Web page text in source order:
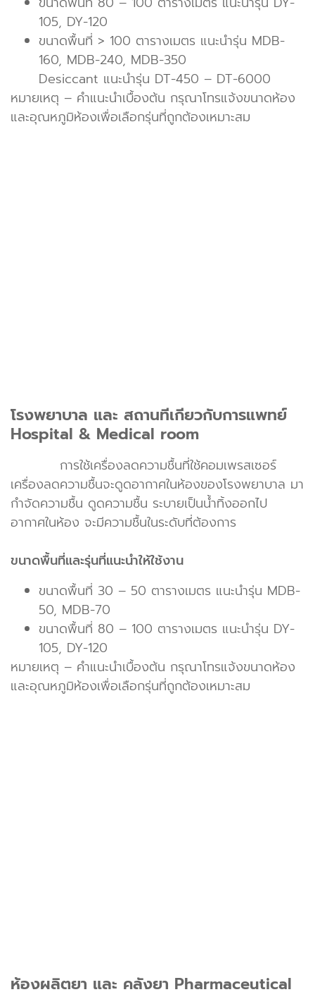
105, DY-120
ขนาดพื้นที่ > 100 ตารางเมตร แนะนำรุ่น MDB-
160, MDB-240, MDB-350
Desiccant แนะนำรุ่น DT-450 – DT-6000
หมายเหตุ – คำแนะนำเบื้องต้น กรุณาโทรแจ้งขนาดห้อง
และอุณหภูมิห้องเพื่อเลือกรุ่นที่ถูกต้องเหมาะสม
โรงพยาบาล และ สถานที่เกี่ยวกับการแพทย์
Hospital & Medical room
การใช้เครื่องลดความชื้นที่ใช้คอมเพรสเซอร์
เครื่องลดความชื้นจะดูดอากาศในห้องของโรงพยาบาล มา
กำจัดความชื้น ดูดความชื้น ระบายเป็นน้ำทิ้งออกไป
อากาศในห้อง จะมีความชื้นในระดับที่ต้องการ
ขนาดพื้นที่และรุ่นที่แนะนำให้ใช้งาน
ขนาดพื้นที่ 30 – 50 ตารางเมตร แนะนำรุ่น MDB-
50, MDB-70
ขนาดพื้นที่ 80 – 100 ตารางเมตร แนะนำรุ่น DY-
105, DY-120
หมายเหตุ – คำแนะนำเบื้องต้น กรุณาโทรแจ้งขนาดห้อง
และอุณหภูมิห้องเพื่อเลือกรุ่นที่ถูกต้องเหมาะสม
ห้องผลิตยา และ คลังยา Pharmaceutical